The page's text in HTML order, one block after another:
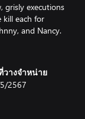
grisly executions
kill each for
and Nancy.
วางจำหน่าย
2567